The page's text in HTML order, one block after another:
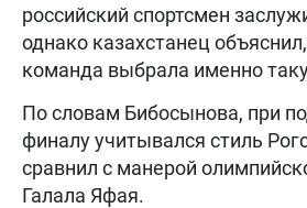
российский спортсмен
однако казахстанец
команда выбрала именно
По словам Бибосынова, при
финалу учитывался стиль
сравнил с манерой
Галала Яфая.